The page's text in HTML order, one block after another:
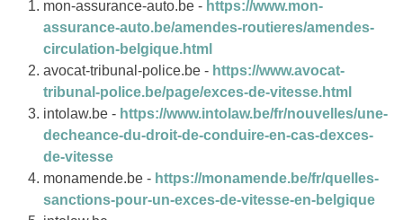
mon-assurance-auto.be - https://www.mon-
assurance-auto.be/amendes-routieres/amendes-
circulation-belgique.html
avocat-tribunal-police.be - https://www.avocat-
tribunal-police.be/page/exces-de-vitesse.html
intolaw.be - https://www.intolaw.be/fr/nouvelles/une-
decheance-du-droit-de-conduire-en-cas-dexces-
de-vitesse
monamende.be - https://monamende.be/fr/quelles-
sanctions-pour-un-exces-de-vitesse-en-belgique